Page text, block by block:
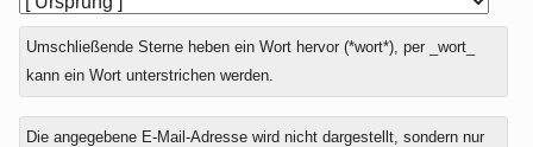
Umschließende Sterne heben ein Wort hervor (*wort*), per _wort_
kann ein Wort unterstrichen werden.
Die angegebene E-Mail-Adresse wird nicht dargestellt, sondern nur